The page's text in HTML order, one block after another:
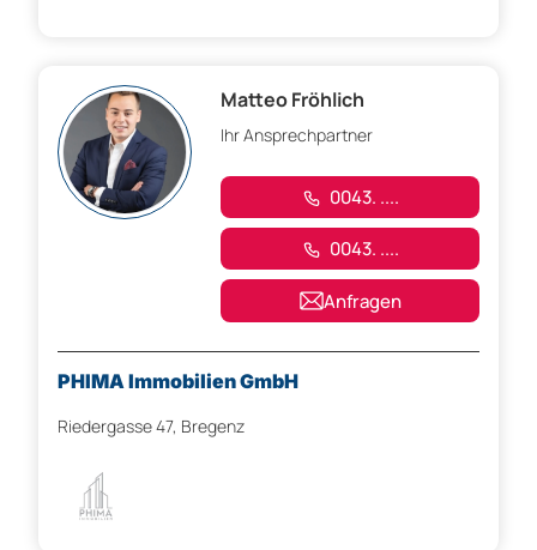
Matteo Fröhlich
Ihr Ansprechpartner
0043. ....
0043. ....
Anfragen
PHIMA Immobilien GmbH
Riedergasse 47, Bregenz